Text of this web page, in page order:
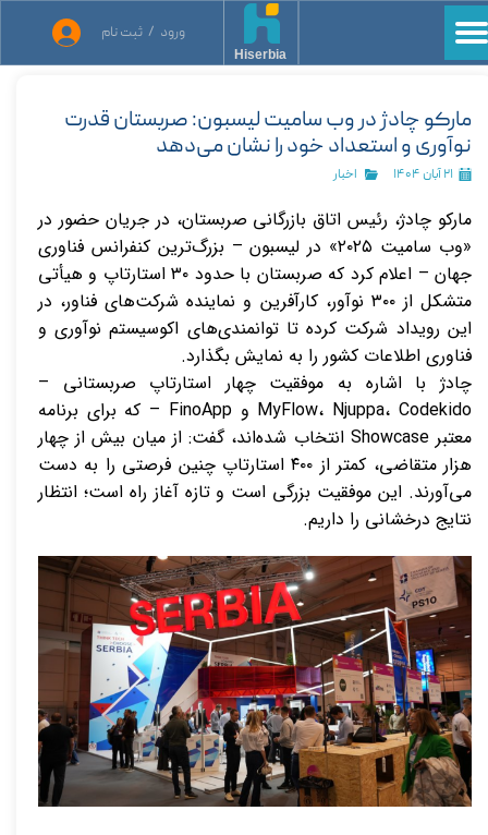
ورود / ثبت نام
حساب کاربری من
سفارشات
Hiserbia
مارکو چادژ در وب سامیت لیسبون: صربستان قدرت
نوآوری و استعداد خود را نشان می‌دهد
۲۱ آبان ۱۴۰۴ اخبار
مارکو چادژ، رئیس اتاق بازرگانی صربستان، در جریان حضور در
«وب سامیت ۲۰۲۵» در لیسبون – بزرگ‌ترین کنفرانس فناوری
جهان – اعلام کرد که صربستان با حدود ۳۰ استارتاپ و هیأتی
متشکل از ۳۰۰ نوآور، کارآفرین و نماینده شرکت‌های فناور، در
این رویداد شرکت کرده تا توانمندی‌های اکوسیستم نوآوری و
فناوری اطلاعات کشور را به نمایش بگذارد.
چادژ با اشاره به موفقیت چهار استارتاپ صربستانی –
MyFlow، Njuppa، Codekido و FinoApp – که برای برنامه
معتبر Showcase انتخاب شده‌اند، گفت: از میان بیش از چهار
هزار متقاضی، کمتر از ۴۰۰ استارتاپ چنین فرصتی را به دست
می‌آورند. این موفقیت بزرگی است و تازه آغاز راه است؛ انتظار
نتایج درخشانی را داریم.